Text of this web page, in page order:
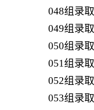
048组录
049组录
050组录
051组录
052组录
053组录